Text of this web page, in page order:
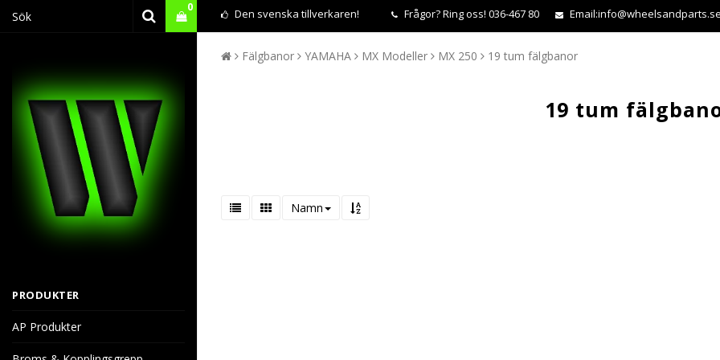
Den svenska tillverkaren! Frågor?Ring oss! 036-467 80 Email:
0
PRODUKTER
AP Produkter
Fälgbanor YAMAHA MX Modeller MX 250 19 tum fälgbanor
19 tum
Namn